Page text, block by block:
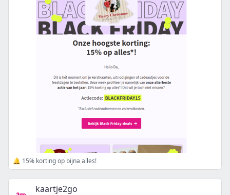
🔔 15% korting op bijna alles!
kaartje2go